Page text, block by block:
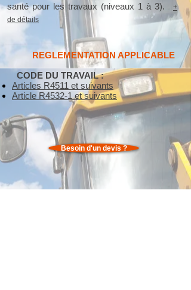
REGLEMENTATION APPLICABLE
CODE DU TRAVAIL :
Articles R4511 et suivants
Article R4532-1 et suivants
santé pour les travaux (niveaux 1 à 3).
+
de détails
Besoin d'un devis ?